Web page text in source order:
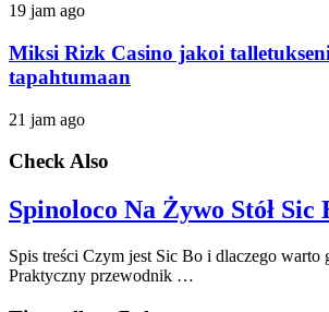
19 jam ago
Miksi Rizk Casino jakoi
tapahtumaan
21 jam ago
Check Also
Spinoloco Na Żywo Stół Sic
Spis treści Czym jest Sic Bo i dlaczego
Praktyczny przewodnik …